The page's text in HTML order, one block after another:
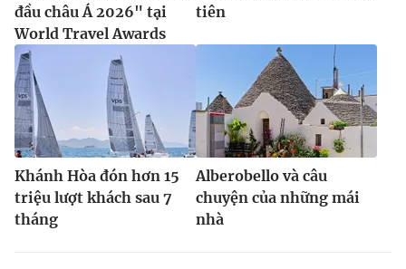
đầu châu Á 2026" tại
World Travel Awards
tiên
Khánh Hòa đón hơn 15
triệu lượt khách sau 7
tháng
Alberobello và câu
chuyện của những mái
nhà